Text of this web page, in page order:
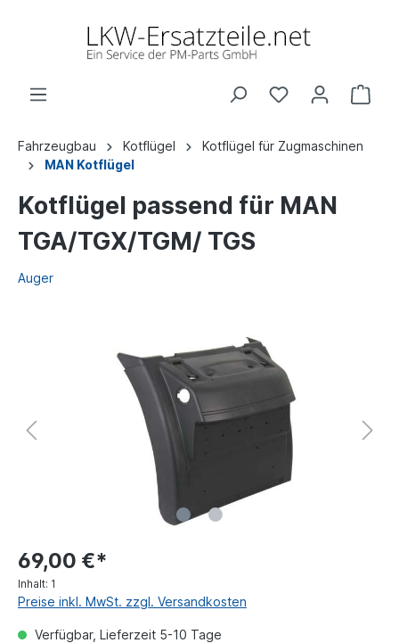
Fahrzeugbau Kotflügel
Kotflügel für Zugmaschinen
MAN Kotflügel
Kotflügel passend für MAN
TGA/TGX/TGM/ TGS
Auger
69,00 €*
Inhalt: 1
Preise inkl. MwSt. zzgl. Versandkosten
Verfügbar, Lieferzeit 5-10 Tage